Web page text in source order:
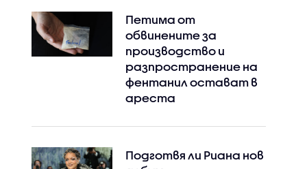
Петима от
обвинените за
производство и
разпространение на
фентанил остават в
ареста
Подготвя ли Риана нов